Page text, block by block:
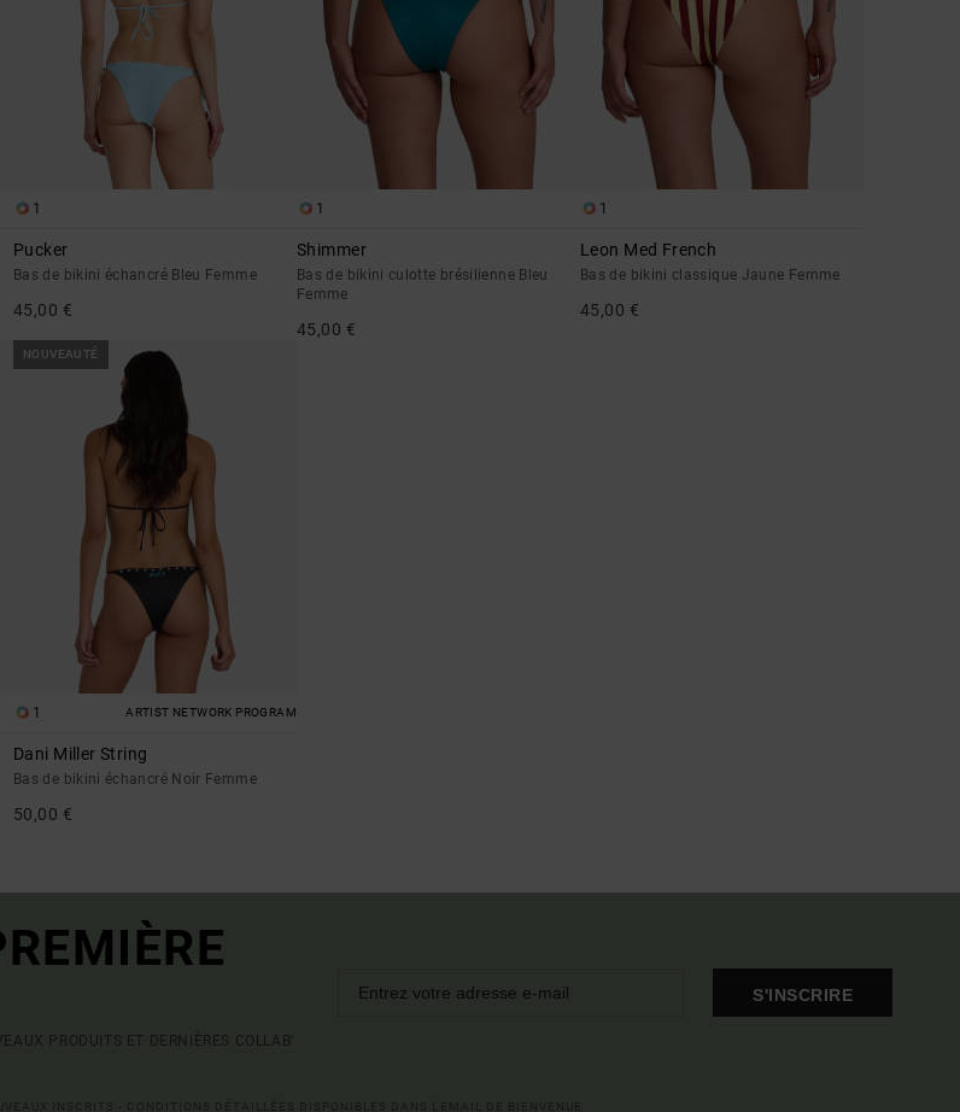
1
Pucker
Bas de bikini échancré Bleu Femme
45,00 €
1
Shimmer
Bas de bikini culotte brésilienne Bleu
Femme
45,00 €
1
Leon Med French
Bas de bikini classique Jaune Femme
45,00 €
NOUVEAUTÉ
1 ARTIST NETWORK PROGRAM
Dani Miller String
Bas de bikini échancré Noir Femme
50,00 €
PRODUITS ET DERNIÈRES COLLAB'
S'INSCRIRE